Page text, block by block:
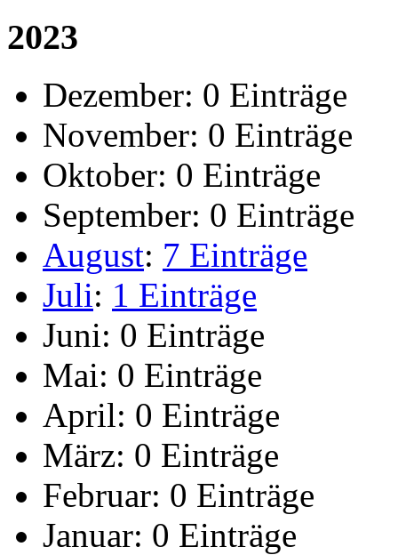
2023
Dezember: 0 Einträge
November: 0 Einträge
Oktober: 0 Einträge
September: 0 Einträge
August: 7 Einträge
Juli: 1 Einträge
Juni: 0 Einträge
Mai: 0 Einträge
April: 0 Einträge
März: 0 Einträge
Februar: 0 Einträge
Januar: 0 Einträge